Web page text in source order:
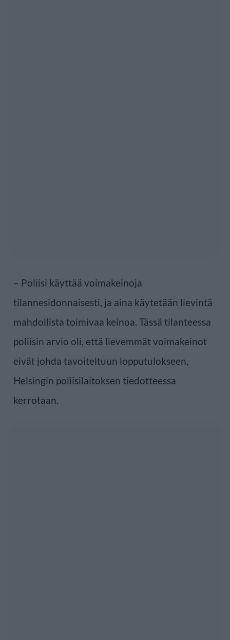
– Poliisi käyttää voimakeinoja
tilannesidonnaisesti, ja aina käytetään lievintä
mahdollista toimivaa keinoa. Tässä tilanteessa
poliisin arvio oli, että lievemmät voimakeinot
eivät johda tavoiteltuun lopputulokseen,
Helsingin poliisilaitoksen tiedotteessa
kerrotaan.